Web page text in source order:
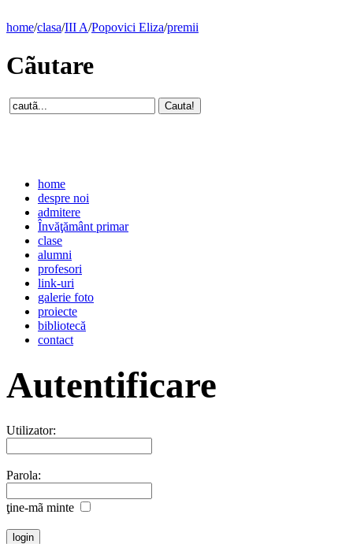
home/clasa/III A/Popovici Eliza/premii
Cãutare
home
despre noi
admitere
Învăţământ primar
clase
alumni
profesori
link-uri
galerie foto
proiecte
bibliotecă
contact
Autentificare
Utilizator:
Parola:
ţine-mã minte